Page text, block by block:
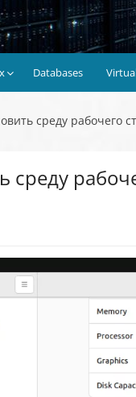
Databases
среду рабочего
среду